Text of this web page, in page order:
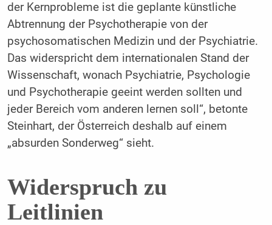
der Kernprobleme ist die geplante künstliche
Abtrennung der Psychotherapie von der
psychosomatischen Medizin und der Psychiatrie.
Das widerspricht dem internationalen Stand der
Wissenschaft, wonach Psychiatrie, Psychologie
und Psychotherapie geeint werden sollten und
jeder Bereich vom anderen lernen soll“, betonte
Steinhart, der Österreich deshalb auf einem
„absurden Sonderweg“ sieht.
Widerspruch zu
Leitlinien